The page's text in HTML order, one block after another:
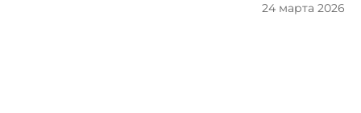
24 марта 2026